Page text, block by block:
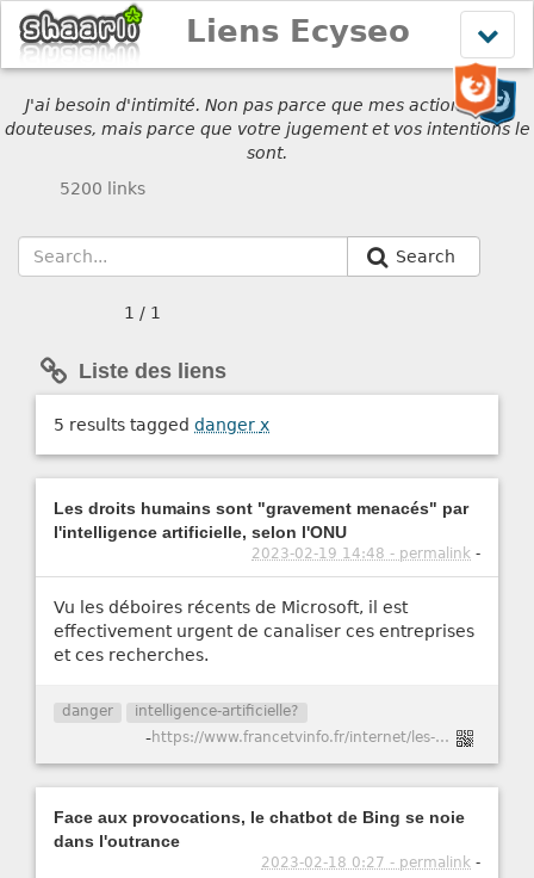
le
menu
Liens Ecyseo
J'ai besoin d'intimité. Non pas parce que mes actions sont
douteuses, mais parce que votre jugement et vos intentions le
sont.
5200 links
Search
1 / 1
Liste des liens
5 results tagged danger x
Les droits humains sont "gravement menacés" par
l'intelligence artificielle, selon l'ONU
2023-02-19 14:48 - permalink -
Vu les déboires récents de Microsoft, il est
effectivement urgent de canaliser ces entreprises
et ces recherches.
danger intelligence-artificielle?
- https://www.francetvinfo.fr/internet/les-droits-humains-sont-gravement-menaces-par-l-intelligence-artificielle-selon-l-onu_5666339.html
Face aux provocations, le chatbot de Bing se noie
dans l'outrance
2023-02-18 0:27 - permalink -